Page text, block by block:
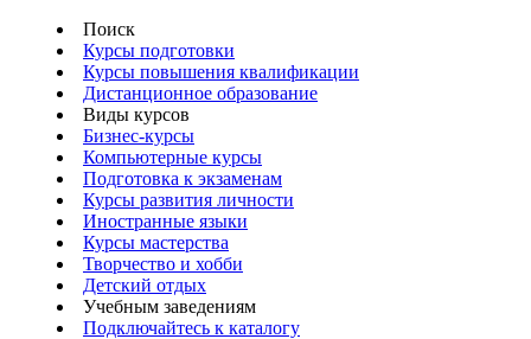
Поиск
Курсы подготовки
Курсы повышения квалификации
Дистанционное образование
Виды курсов
Бизнес-курсы
Компьютерные курсы
Подготовка к экзаменам
Курсы развития личности
Иностранные языки
Курсы мастерства
Творчество и хобби
Детский отдых
Учебным заведениям
Подключайтесь к каталогу